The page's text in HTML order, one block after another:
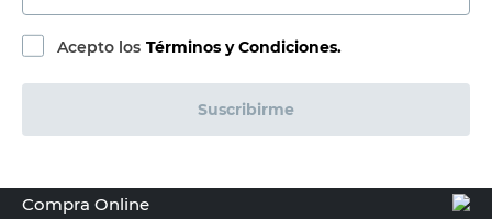
Acepto los Términos y Condiciones.
Suscribirme
Compra Online